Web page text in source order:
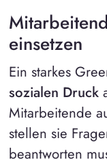
einsetzen
Ein starkes
sozialen Druck
Mitarbeitende
stellen sie
beantworten